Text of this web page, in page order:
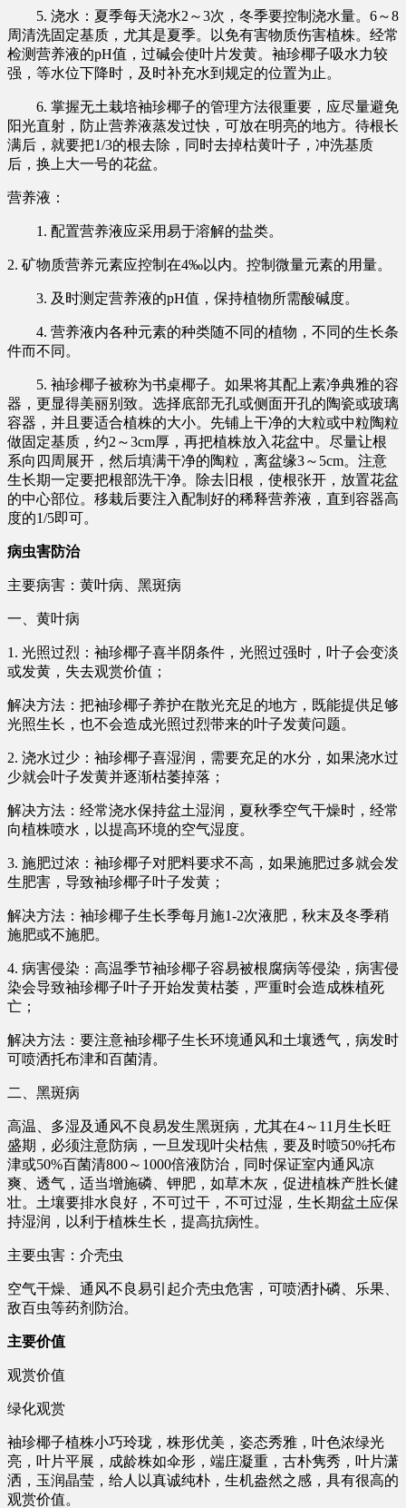
5. 浇水：夏季每天浇水2～3次，冬季要控制浇水量。6～8
周清洗固定基质，尤其是夏季。以免有害物质伤害植株。经常
检测营养液的pH值，过碱会使叶片发黄。袖珍椰子吸水力较
强，等水位下降时，及时补充水到规定的位置为止。
6. 掌握无土栽培袖珍椰子的管理方法很重要，应尽量避免
阳光直射，防止营养液蒸发过快，可放在明亮的地方。待根长
满后，就要把1/3的根去除，同时去掉枯黄叶子，冲洗基质
后，换上大一号的花盆。
营养液：
1. 配置营养液应采用易于溶解的盐类。
2. 矿物质营养元素应控制在4‰以内。控制微量元素的用量。
3. 及时测定营养液的pH值，保持植物所需酸碱度。
4. 营养液内各种元素的种类随不同的植物，不同的生长条
件而不同。
5. 袖珍椰子被称为书桌椰子。如果将其配上素净典雅的容
器，更显得美丽别致。选择底部无孔或侧面开孔的陶瓷或玻璃
容器，并且要适合植株的大小。先铺上干净的大粒或中粒陶粒
做固定基质，约2～3cm厚，再把植株放入花盆中。尽量让根
系向四周展开，然后填满干净的陶粒，离盆缘3～5cm。注意
生长期一定要把根部洗干净。除去旧根，使根张开，放置花盆
的中心部位。移栽后要注入配制好的稀释营养液，直到容器高
度的1/5即可。
病虫害防治
主要病害：黄叶病、黑斑病
一、黄叶病
1. 光照过烈：袖珍椰子喜半阴条件，光照过强时，叶子会变淡
或发黄，失去观赏价值；
解决方法：把袖珍椰子养护在散光充足的地方，既能提供足够
光照生长，也不会造成光照过烈带来的叶子发黄问题。
2. 浇水过少：袖珍椰子喜湿润，需要充足的水分，如果浇水过
少就会叶子发黄并逐渐枯萎掉落；
解决方法：经常浇水保持盆土湿润，夏秋季空气干燥时，经常
向植株喷水，以提高环境的空气湿度。
3. 施肥过浓：袖珍椰子对肥料要求不高，如果施肥过多就会发
生肥害，导致袖珍椰子叶子发黄；
解决方法：袖珍椰子生长季每月施1-2次液肥，秋末及冬季稍
施肥或不施肥。
4. 病害侵染：高温季节袖珍椰子容易被根腐病等侵染，病害侵
染会导致袖珍椰子叶子开始发黄枯萎，严重时会造成株植死
亡；
解决方法：要注意袖珍椰子生长环境通风和土壤透气，病发时
可喷洒托布津和百菌清。
二、黑斑病
高温、多湿及通风不良易发生黑斑病，尤其在4～11月生长旺
盛期，必须注意防病，一旦发现叶尖枯焦，要及时喷50%托布
津或50%百菌清800～1000倍液防治，同时保证室内通风凉
爽、透气，适当增施磷、钾肥，如草木灰，促进植株产胜长健
壮。土壤要排水良好，不可过干，不可过湿，生长期盆土应保
持湿润，以利于植株生长，提高抗病性。
主要虫害：介壳虫
空气干燥、通风不良易引起介壳虫危害，可喷洒扑磷、乐果、
敌百虫等药剂防治。
主要价值
观赏价值
绿化观赏
袖珍椰子植株小巧玲珑，株形优美，姿态秀雅，叶色浓绿光
亮，叶片平展，成龄株如伞形，端庄凝重，古朴隽秀，叶片潇
洒，玉润晶莹，给人以真诚纯朴，生机盎然之感，具有很高的
观赏价值。